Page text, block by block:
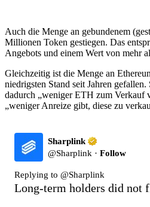
Auch die Menge an gebundenem
Millionen Token gestiegen. Das
Angebots und einem Wert von mehr
Gleichzeitig ist die Menge an
niedrigsten Stand seit Jahren
dadurch „weniger ETH zum Verkauf
„weniger Anreize gibt, diese zu
Sharplink
@Sharplink · Follow
Replying to @Sharplink
Long-term holders did not